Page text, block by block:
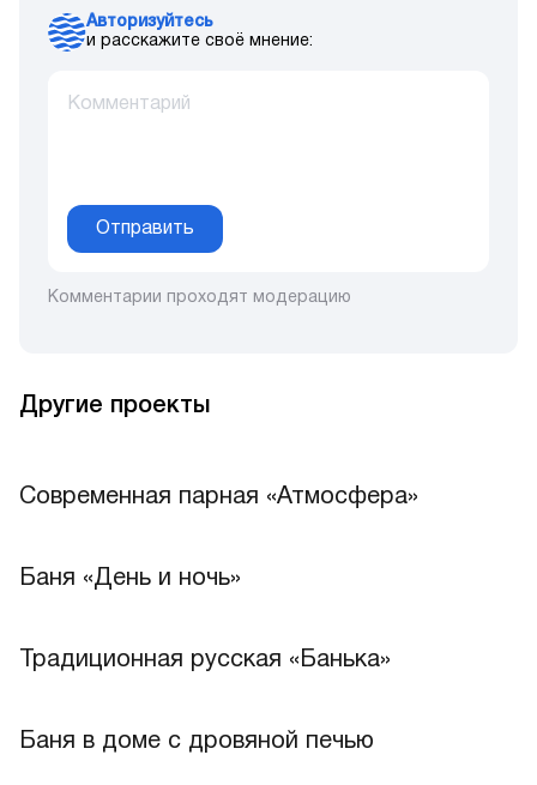
Авторизуйтесь
и расскажите своё мнение:
Отправить
Комментарии проходят модерацию
Другие проекты
Современная парная «Атмосфера»
Баня «День и ночь»
Традиционная русская «Банька»
Баня в доме с дровяной печью